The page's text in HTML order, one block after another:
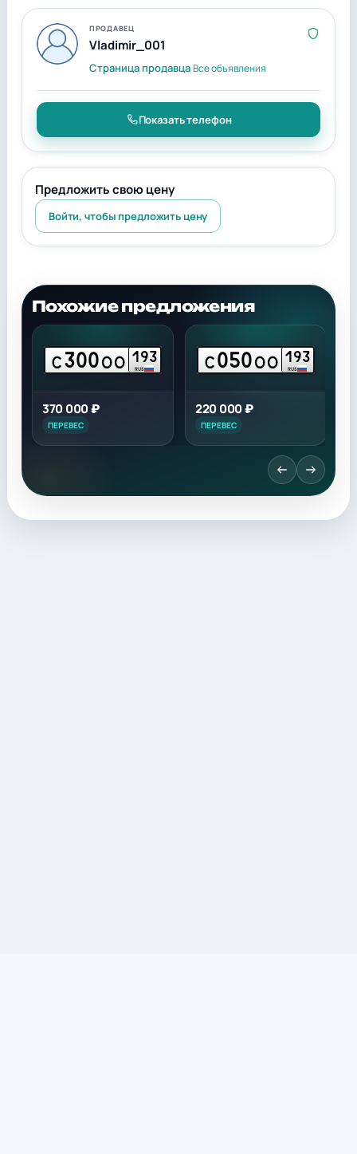
ПРОДАВЕЦ
Vladimir_001
Страница продавцаВсе объявления
Показать телефон
Предложить свою цену
Войти, чтобы предложить цену
Похожие предложения
С300ОО 193
RUS
370 000 ₽
ПЕРЕВЕС
С050ОО 193
RUS
220 000 ₽
ПЕРЕВЕС